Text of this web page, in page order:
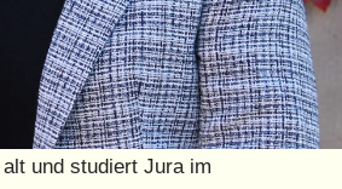
und studiert Jura im